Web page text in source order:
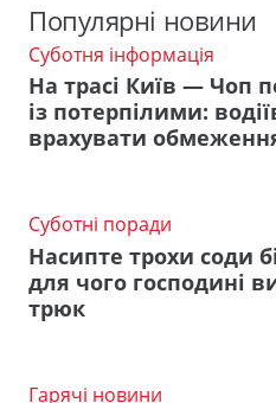
Популярні новини
Суботня інформація
На трасі Київ — Чоп
із потерпілими:
врахувати
Суботні поради
Насипте трохи соди
для чого господині
трюк
Гарячі новини